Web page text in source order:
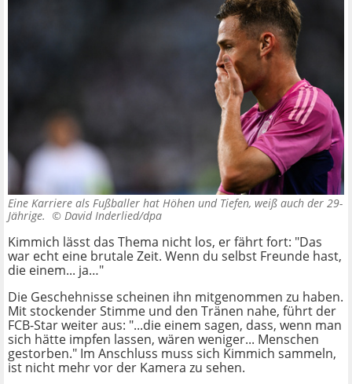
Eine Karriere als Fußballer hat Höhen und Tiefen, weiß auch der 29-
Jährige. © David Inderlied/dpa
Kimmich lässt das Thema nicht los, er fährt fort: "Das
war echt eine brutale Zeit. Wenn du selbst Freunde hast,
die einem... ja…"
Die Geschehnisse scheinen ihn mitgenommen zu haben.
Mit stockender Stimme und den Tränen nahe, führt der
FCB-Star weiter aus: "...die einem sagen, dass, wenn man
sich hätte impfen lassen, wären weniger... Menschen
gestorben." Im Anschluss muss sich Kimmich sammeln,
ist nicht mehr vor der Kamera zu sehen.